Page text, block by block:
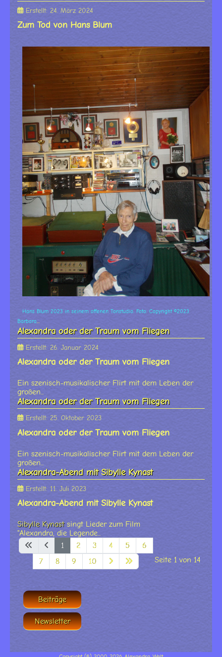
Beiträge
Newsletter
Erstellt: 24. März 2024
Zum Tod von Hans Blum
Hans Blum 2023 in seinem offenen Tonstudio. Foto: Copyright ©2023
Barbara...
Alexandra oder der Traum vom Fliegen
Erstellt: 26. Januar 2024
Alexandra oder der Traum vom Fliegen
Ein szenisch-musikalischer Flirt mit dem Leben der
großen...
Alexandra oder der Traum vom Fliegen
Erstellt: 25. Oktober 2023
Alexandra oder der Traum vom Fliegen
Ein szenisch-musikalischer Flirt mit dem Leben der
großen...
Alexandra-Abend mit Sibylle Kynast
Erstellt: 11. Juli 2023
Alexandra-Abend mit Sibylle Kynast
Sibylle Kynastsingt Lieder zum Film
"Alexandra, die Legende...
Seite 1 von 14
1 2 3 4 5
6
7
8 9 10